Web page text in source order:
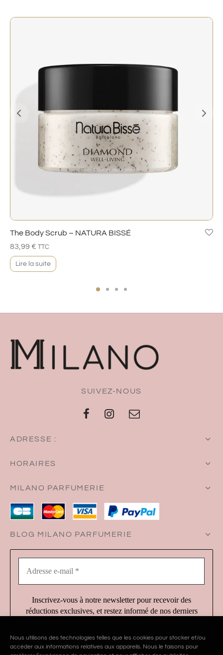
Nous utilisons des technologies telles que les cookies pour stocker et/ou
accéder aux informations relatives aux appareils. Nous le faisons pour
The Body Scrub – NATURA BISSÉ
83,99 € TTC
Lire la suite
SUIVEZ-NOUS
ADRESSE :
HORAIRES
MILANO PARFUMERIE
BLOG MILANO PARFUMERIE
Inscrivez-vous à notre newsletter pour recevoir des
réductions exclusives, et restez informé de nos derniers